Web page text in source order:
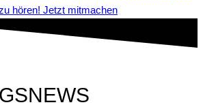
hören! Jetzt mitmachen